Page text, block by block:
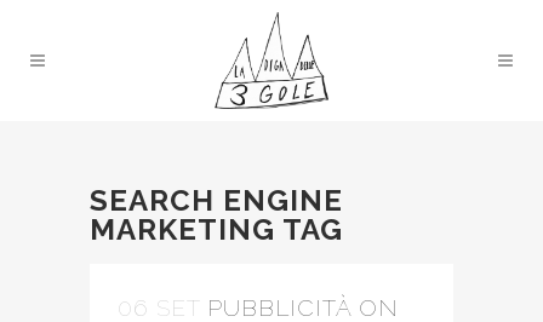
SEARCH ENGINE
MARKETING TAG
06 SET PUBBLICITÀ ON